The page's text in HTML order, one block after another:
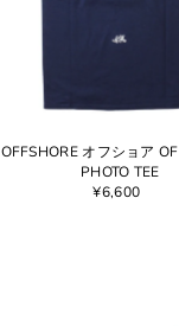
OFFSHORE オフショア
PHOTO TEE
¥6,600